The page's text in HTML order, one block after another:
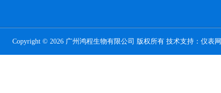
Copyright © 2026 广州鸿程生物有限公司 版权所有 技术支持： 仪表网